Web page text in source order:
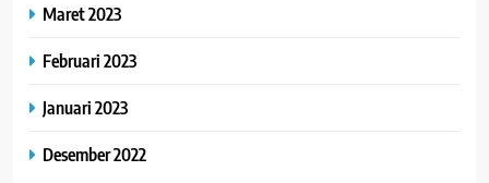
Maret 2023
Februari 2023
Januari 2023
Desember 2022